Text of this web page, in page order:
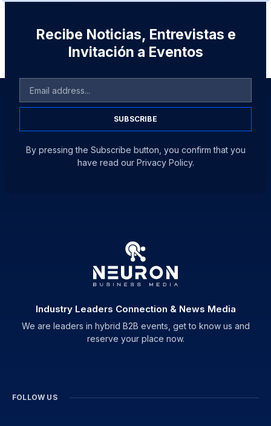
Recibe Noticias, Entrevistas e
Invitación a Eventos
SUBSCRIBE
By pressing the Subscribe button, you confirm that you
have read our Privacy Policy.
Industry Leaders Connection & News Media
We are leaders in hybrid B2B events, get to know us and
reserve your place now.
FOLLOW US